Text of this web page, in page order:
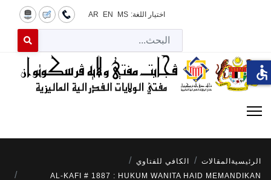
اختيار اللغة: MS
EN
AR
for results.
الرئيسية المقالات
الكافي للفتاوي
AL-KAFI # 1887 : HUKUM WANITA HAID MEMANDIKAN
accessible